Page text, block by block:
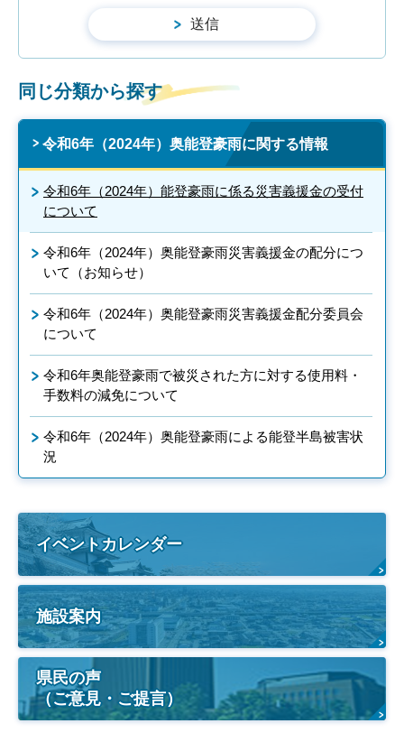
同じ分類から探す
令和6年（2024年）奥能登豪雨に関する情報
令和6年（2024年）能登豪雨に係る災害義援金の受付
について
令和6年（2024年）奥能登豪雨災害義援金の配分につ
いて（お知らせ）
令和6年（2024年）奥能登豪雨災害義援金配分委員会
について
令和6年奥能登豪雨で被災された方に対する使用料・
手数料の減免について
令和6年（2024年）奥能登豪雨による能登半島被害状
況
イベントカレンダー
施設案内
県民の声
（ご意見・ご提言）